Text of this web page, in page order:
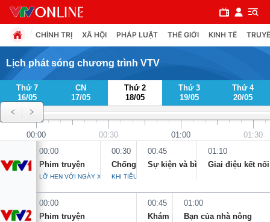
Chuyên mục
Chính trị
Xã hội
Pháp luật
CHÍNH TRỊ XÃ HỘI PHÁP LUẬT THẾ GIỚI KINH TẾ
Lịch phát sóng chương trình VTV
Thứ 7
16/05
CN
17/05
Thứ 2
18/05
Thứ 3
19/05
Thứ 4
20/05
00:00 00:30 01:00
01:30
00:00
Phim truyện
LỠ HẸN VỚI NGÀY XANH - TẬP 21
00:30
Chống gian lận-Bảo vệ người dùng
KHI TIÊU CHUẨN XANH BỊ BÓP MÉO
00:45
Sự kiện và bình luận
01:10
Giai điệu kết nối
00:00
Phim truyện
00:45
Khám phá Việt Nam
01:00
Bạn của nhà nông